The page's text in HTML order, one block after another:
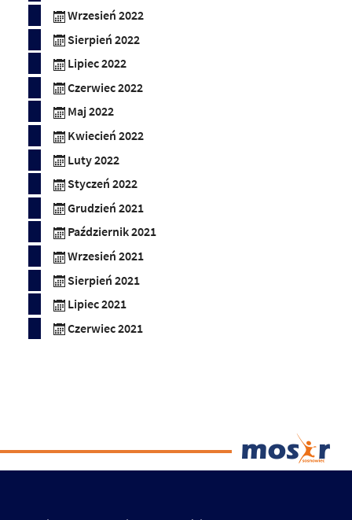
Wrzesień 2022
Sierpień 2022
Lipiec 2022
Czerwiec 2022
Maj 2022
Kwiecień 2022
Luty 2022
Styczeń 2022
Grudzień 2021
Październik 2021
Wrzesień 2021
Sierpień 2021
Lipiec 2021
Czerwiec 2021